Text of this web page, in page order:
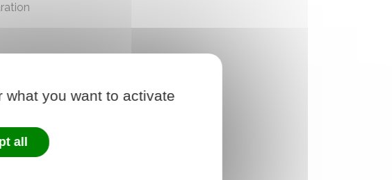
you want to activate
all